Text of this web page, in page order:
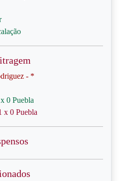
- *
0 Puebla
x 0 Puebla